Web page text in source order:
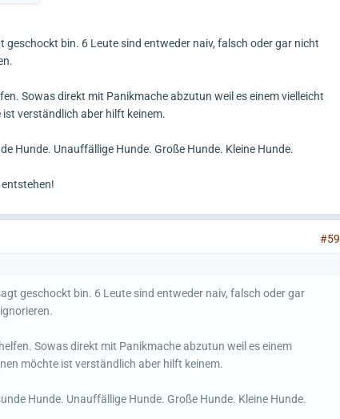
bin. 6 Leute sind entweder naiv, falsch oder gar nicht
Sowas direkt mit Panikmache abzutun weil es einem vielleicht
verständlich aber hilft keinem.
Hunde. Unauffällige Hunde. Große Hunde. Kleine Hunde.
#59
geschockt bin. 6 Leute sind entweder naiv, falsch oder gar
Sowas direkt mit Panikmache abzutun weil es einem
möchte ist verständlich aber hilft keinem.
Hunde. Unauffällige Hunde. Große Hunde. Kleine Hunde.